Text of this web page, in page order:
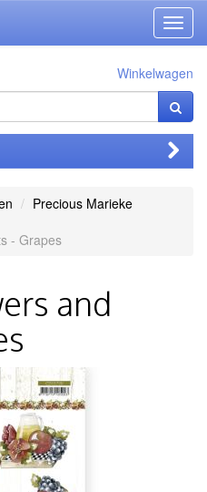
Winkelwagen
Precious Marieke
- Grapes
and